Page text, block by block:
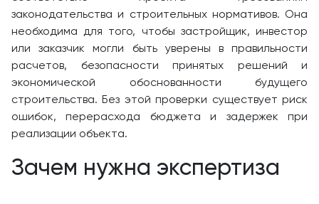
законодательства и строительных нормативов. Она
необходима для того, чтобы застройщик, инвестор
или заказчик могли быть уверены в правильности
расчетов, безопасности принятых решений и
экономической обоснованности будущего
строительства. Без этой проверки существует риск
ошибок, перерасхода бюджета и задержек при
реализации объекта.
Зачем нужна экспертиза